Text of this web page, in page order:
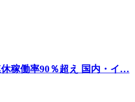
稼働率90％超え 国内・イ…